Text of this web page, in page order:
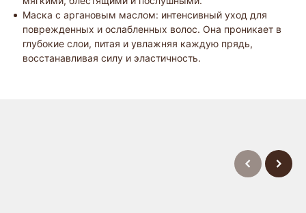
Маска с аргановым маслом: интенсивный уход для
поврежденных и ослабленных волос. Она проникает в
глубокие слои, питая и увлажняя каждую прядь,
восстанавливая силу и эластичность.